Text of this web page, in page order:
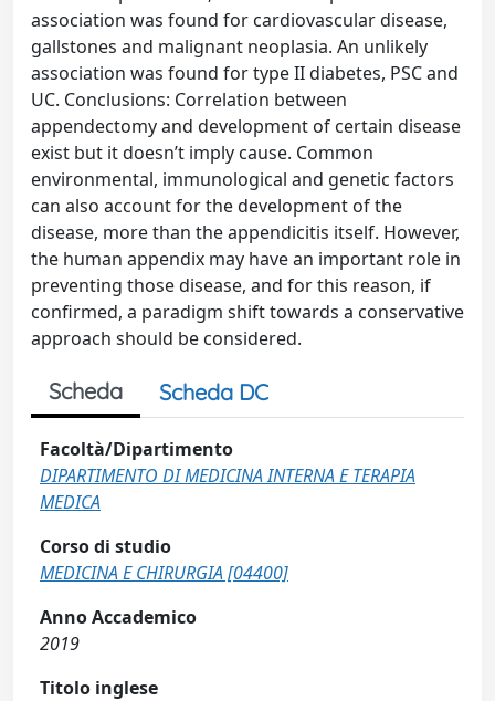
association was found for cardiovascular disease,
gallstones and malignant neoplasia. An unlikely
association was found for type II diabetes, PSC and
UC. Conclusions: Correlation between
appendectomy and development of certain disease
exist but it doesn’t imply cause. Common
environmental, immunological and genetic factors
can also account for the development of the
disease, more than the appendicitis itself. However,
the human appendix may have an important role in
preventing those disease, and for this reason, if
confirmed, a paradigm shift towards a conservative
approach should be considered.
Scheda Scheda DC
Facoltà/Dipartimento
DIPARTIMENTO DI MEDICINA INTERNA E TERAPIA
MEDICA
Corso di studio
MEDICINA E CHIRURGIA [04400]
Anno Accademico
2019
Titolo inglese